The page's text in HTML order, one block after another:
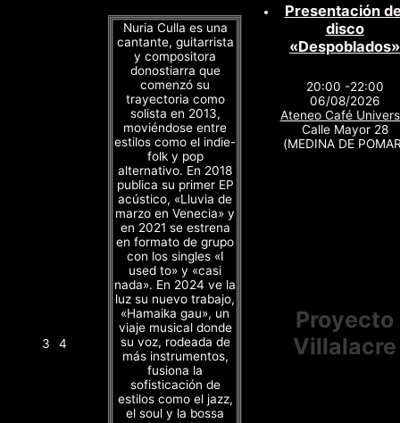
3 4
Nuria Culla es una
cantante, guitarrista
y compositora
donostiarra que
comenzó su
trayectoria como
solista en 2013,
moviéndose entre
estilos como el indie-
folk y pop
alternativo. En 2018
publica su primer EP
acústico, «Lluvia de
marzo en Venecia» y
en 2021 se estrena
en formato de grupo
con los singles «I
used to» y «casi
nada». En 2024 ve la
luz su nuevo trabajo,
«Hamaika gau», un
viaje musical donde
su voz, rodeada de
más instrumentos,
fusiona la
sofisticación de
estilos como el jazz,
el soul y la bossa
Presentación
disco
«Despoblados»
20:00 -22:00
06/08/2026
Ateneo Café
Calle Mayor 28
(MEDINA DE
Proyecto
Villalacre